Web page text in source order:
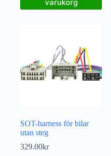
varukorg
SOT-harness för bilar
utan steg
329.00kr